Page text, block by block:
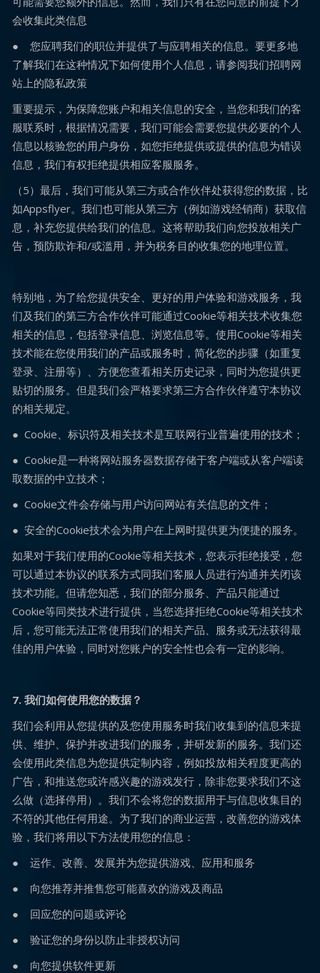
会收集此类信息
● 您应聘我们的职位并提供了与应聘相关的信息。要更多地
了解我们在这种情况下如何使用个人信息，请参阅我们招聘网
站上的隐私政策
重要提示，为保障您账户和相关信息的安全，当您和我们的客
服联系时，根据情况需要，我们可能会需要您提供必要的个人
信息以核验您的用户身份，如您拒绝提供或提供的信息为错误
信息，我们有权拒绝提供相应客服服务。
（5）最后，我们可能从第三方或合作伙伴处获得您的数据，比
如Appsflyer。我们也可能从第三方（例如游戏经销商）获取信
息，补充您提供给我们的信息。这将帮助我们向您投放相关广
告，预防欺诈和/或滥用，并为税务目的收集您的地理位置。
特别地，为了给您提供安全、更好的用户体验和游戏服务，我
们及我们的第三方合作伙伴可能通过Cookie等相关技术收集您
相关的信息，包括登录信息、浏览信息等。使用Cookie等相关
技术能在您使用我们的产品或服务时，简化您的步骤（如重复
登录、注册等）、方便您查看相关历史记录，同时为您提供更
贴切的服务。但是我们会严格要求第三方合作伙伴遵守本协议
的相关规定。
● Cookie、标识符及相关技术是互联网行业普遍使用的技术；
● Cookie是一种将网站服务器数据存储于客户端或从客户端读
取数据的中立技术；
● Cookie文件会存储与用户访问网站有关信息的文件；
● 安全的Cookie技术会为用户在上网时提供更为便捷的服务。
如果对于我们使用的Cookie等相关技术，您表示拒绝接受，您
可以通过本协议的联系方式同我们客服人员进行沟通并关闭该
技术功能。但请您知悉，我们的部分服务、产品只能通过
Cookie等同类技术进行提供，当您选择拒绝Cookie等相关技术
后，您可能无法正常使用我们的相关产品、服务或无法获得最
佳的用户体验，同时对您账户的安全性也会有一定的影响。
7. 我们如何使用您的数据？
我们会利用从您提供的及您使用服务时我们收集到的信息来提
供、维护、保护并改进我们的服务，并研发新的服务。我们还
会使用此类信息为您提供定制内容，例如投放相关程度更高的
广告，和推送您或许感兴趣的游戏发行，除非您要求我们不这
么做（选择停用）。我们不会将您的数据用于与信息收集目的
不符的其他任何用途。为了我们的商业运营，改善您的游戏体
验，我们将用以下方法使用您的信息：
● 运作、改善、发展并为您提供游戏、应用和服务
● 向您推荐并推售您可能喜欢的游戏及商品
● 回应您的问题或评论
● 验证您的身份以防止非授权访问
● 向您提供软件更新